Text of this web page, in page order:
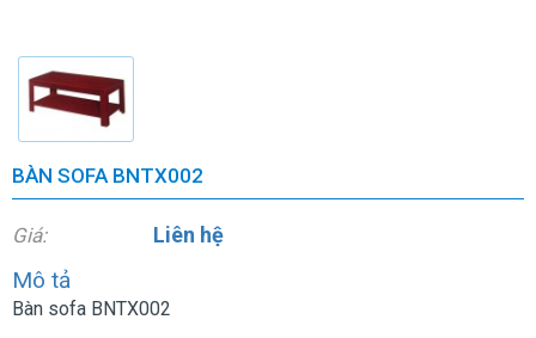
BÀN SOFA BNTX002
Giá: Liên hệ
Mô tả
Bàn sofa BNTX002